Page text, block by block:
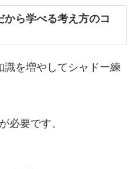
ら学べる考え方のコ
識を増やしてシャドー練
必要です。